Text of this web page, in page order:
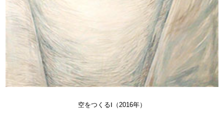
空をつくるⅠ（2016年）